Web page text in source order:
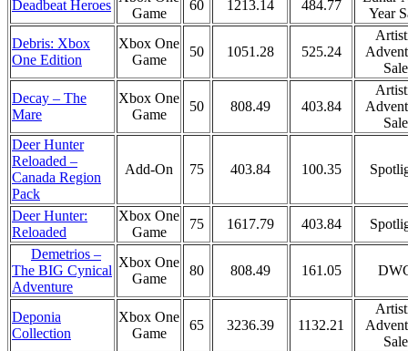
Deadbeat Heroes
Game
60 1213.14 484.77
Year
Debris: Xbox
One Edition
Xbox One
Game
50 1051.28 525.24
Sale
Decay – The
Mare
Xbox One
Game
50 808.49 403.84
Sale
Deer Hunter
Reloaded –
Canada Region
Pack
Add-On 75 403.84 100.35
Deer Hunter:
Reloaded
Xbox One
Game
75 1617.79 403.84
Demetrios –
The BIG Cynical
Adventure
Xbox One
Game
80 808.49 161.05
Deponia
Collection
Xbox One
Game
65 3236.39 1132.21
Sale